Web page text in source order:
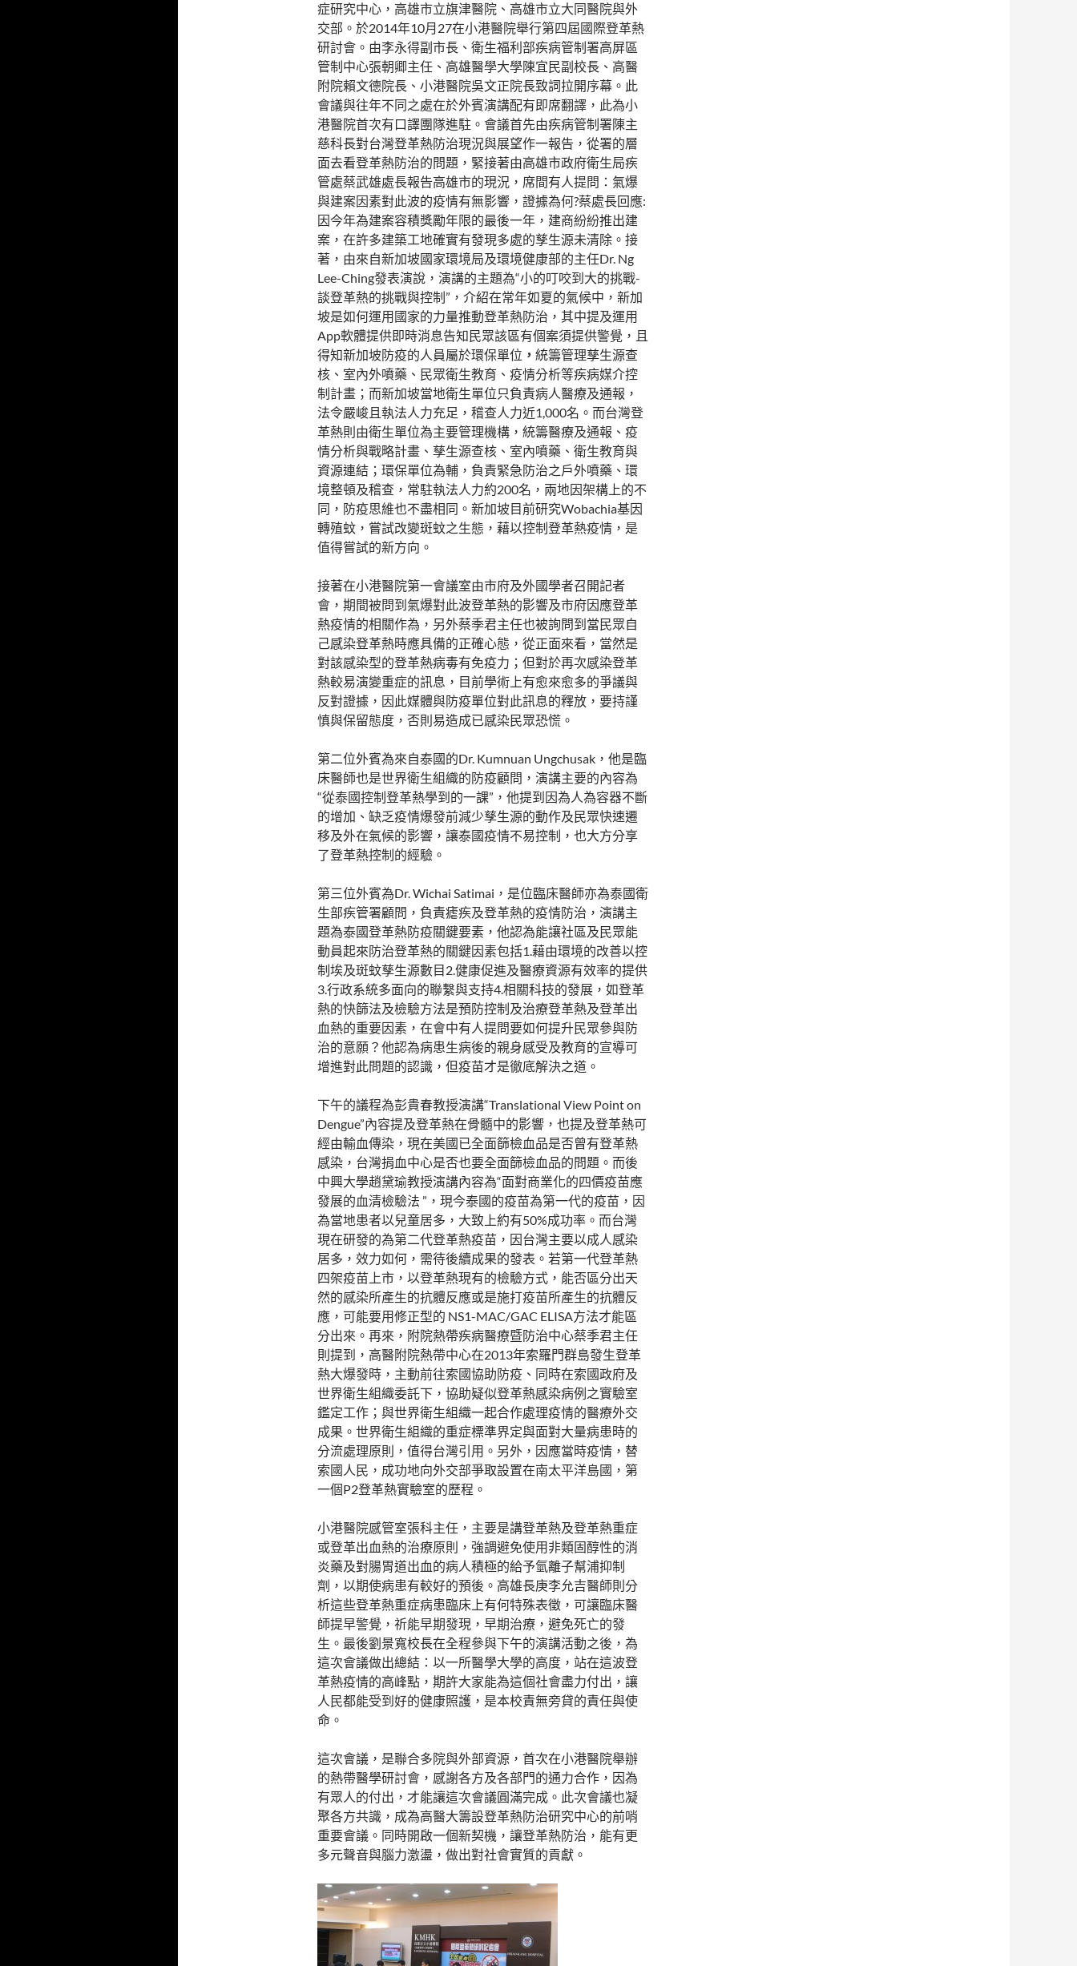
症研究中心，高雄市立旗津醫院、高雄市立大同醫院與外
交部。於2014年10月27在小港醫院舉行第四屆國際登革熱
研討會。由李永得副市長、衛生福利部疾病管制署高屏區
管制中心張朝卿主任、高雄醫學大學陳宜民副校長、高醫
附院賴文德院長、小港醫院吳文正院長致詞拉開序幕。此
會議與往年不同之處在於外賓演講配有即席翻譯，此為小
港醫院首次有口譯團隊進駐。會議首先由疾病管制署陳主
慈科長對台灣登革熱防治現況與展望作一報告，從署的層
面去看登革熱防治的問題，緊接著由高雄市政府衛生局疾
管處蔡武雄處長報告高雄市的現況，席間有人提問：氣爆
與建案因素對此波的疫情有無影響，證據為何?蔡處長回應:
因今年為建案容積獎勵年限的最後一年，建商紛紛推出建
案，在許多建築工地確實有發現多處的孳生源未清除。接
著，由來自新加坡國家環境局及環境健康部的主任Dr. Ng
Lee-Ching發表演說，演講的主題為“小的叮咬到大的挑戰-
談登革熱的挑戰與控制”，介紹在常年如夏的氣候中，新加
坡是如何運用國家的力量推動登革熱防治，其中提及運用
App軟體提供即時消息告知民眾該區有個案須提供警覺，且
得知新加坡防疫的人員屬於環保單位 ， 統籌管理孳生源查
核、室內外噴藥、民眾衛生教育、疫情分析等疾病媒介控
制計畫；而新加坡當地衛生單位只負責病人醫療及通報，
法令嚴峻且執法人力充足，稽查人力近1,000名。而台灣登
革熱則由衛生單位為主要管理機構，統籌醫療及通報、疫
情分析與戰略計畫、孳生源查核、室內噴藥、衛生教育與
資源連結；環保單位為輔，負責緊急防治之戶外噴藥、環
境整頓及稽查，常駐執法人力約200名，兩地因架構上的不
同，防疫思維也不盡相同。新加坡目前研究Wobachia基因
轉殖蚊，嘗試改變斑蚊之生態，藉以控制登革熱疫情，是
值得嘗試的新方向。
接著在小港醫院第一會議室由市府及外國學者召開記者
會，期間被問到氣爆對此波登革熱的影響及市府因應登革
熱疫情的相關作為，另外蔡季君主任也被詢問到當民眾自
己感染登革熱時應具備的正確心態，從正面來看，當然是
對該感染型的登革熱病毒有免疫力；但對於再次感染登革
熱較易演變重症的訊息，目前學術上有愈來愈多的爭議與
反對證據，因此媒體與防疫單位對此訊息的釋放，要持謹
慎與保留態度，否則易造成已感染民眾恐慌。
第二位外賓為來自泰國的Dr. Kumnuan Ungchusak，他是臨
床醫師也是世界衛生組織的防疫顧問，演講主要的內容為
“從泰國控制登革熱學到的一課”，他提到因為人為容器不斷
的增加、缺乏疫情爆發前減少孳生源的動作及民眾快速遷
移及外在氣候的影響，讓泰國疫情不易控制，也大方分享
了登革熱控制的經驗。
第三位外賓為Dr. Wichai Satimai，是位臨床醫師亦為泰國衛
生部疾管署顧問，負責瘧疾及登革熱的疫情防治，演講主
題為泰國登革熱防疫關鍵要素，他認為能讓社區及民眾能
動員起來防治登革熱的關鍵因素包括1.藉由環境的改善以控
制埃及斑蚊孳生源數目2.健康促進及醫療資源有效率的提供
3.行政系統多面向的聯繫與支持4.相關科技的發展，如登革
熱的快篩法及檢驗方法是預防控制及治療登革熱及登革出
血熱的重要因素，在會中有人提問要如何提升民眾參與防
治的意願？他認為病患生病後的親身感受及教育的宣導可
增進對此問題的認識，但疫苗才是徹底解決之道。
下午的議程為彭貴春教授演講“Translational View Point on
Dengue”內容提及登革熱在骨髓中的影響，也提及登革熱可
經由輸血傳染，現在美國已全面篩檢血品是否曾有登革熱
感染，台灣捐血中心是否也要全面篩檢血品的問題。而後
中興大學趙黛瑜教授演講內容為“面對商業化的四價疫苗應
發展的血清檢驗法 ”，現今泰國的疫苗為第一代的疫苗，因
為當地患者以兒童居多，大致上約有50%成功率。而台灣
現在研發的為第二代登革熱疫苗，因台灣主要以成人感染
居多，效力如何，需待後續成果的發表。若第一代登革熱
四架疫苗上市，以登革熱現有的檢驗方式，能否區分出天
然的感染所產生的抗體反應或是施打疫苗所產生的抗體反
應，可能要用修正型的 NS1-MAC/GAC ELISA方法才能區
分出來。再來，附院熱帶疾病醫療暨防治中心蔡季君主任
則提到，高醫附院熱帶中心在2013年索羅門群島發生登革
熱大爆發時，主動前往索國協助防疫、同時在索國政府及
世界衛生組織委託下，協助疑似登革熱感染病例之實驗室
鑑定工作；與世界衛生組織一起合作處理疫情的醫療外交
成果。世界衛生組織的重症標準界定與面對大量病患時的
分流處理原則，值得台灣引用。另外，因應當時疫情，替
索國人民，成功地向外交部爭取設置在南太平洋島國，第
一個P2登革熱實驗室的歷程。
小港醫院感管室張科主任，主要是講登革熱及登革熱重症
或登革出血熱的治療原則，強調避免使用非類固醇性的消
炎藥及對腸胃道出血的病人積極的給予氫離子幫浦抑制
劑，以期使病患有較好的預後。高雄長庚李允吉醫師則分
析這些登革熱重症病患臨床上有何特殊表徵，可讓臨床醫
師提早警覺，祈能早期發現，早期治療，避免死亡的發
生。最後劉景寬校長在全程參與下午的演講活動之後，為
這次會議做出總結：以一所醫學大學的高度，站在這波登
革熱疫情的高峰點，期許大家能為這個社會盡力付出，讓
人民都能受到好的健康照護，是本校責無旁貸的責任與使
命。
這次會議，是聯合多院與外部資源，首次在小港醫院舉辦
的熱帶醫學研討會，感謝各方及各部門的通力合作，因為
有眾人的付出，才能讓這次會議圓滿完成。此次會議也凝
聚各方共識，成為高醫大籌設登革熱防治研究中心的前哨
重要會議。同時開啟一個新契機，讓登革熱防治，能有更
多元聲音與腦力激盪，做出對社會實質的貢獻。